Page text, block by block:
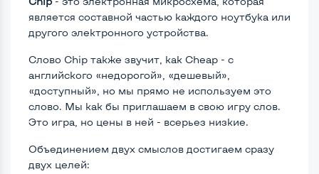
является составной частью каждого ноутбука или
другого электронного устройства.
Слово Chip также звучит, как Cheap - с
английского «недорогой», «дешевый»,
«доступный», но мы прямо не используем это
слово. Мы как бы приглашаем в свою игру слов.
Это игра, но цены в ней - всерьез низкие.
Объединением двух смыслов достигаем сразу
двух целей: